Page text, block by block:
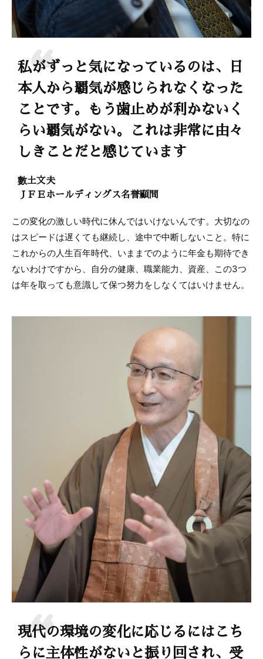
私がずっと気になっているのは、日
本人から覇気が感じられなくなった
ことです。もう歯止めが利かないく
らい覇気がない。これは非常に由々
しきことだと感じています
數土文夫
ＪＦＥホールディングス名誉顧問
この変化の激しい時代に休んではいけないんです。大切なの
はスピードは遅くても継続し、途中で中断しないこと。特に
これからの人生百年時代、いままでのように年金も期待でき
ないわけですから、自分の健康、職業能力、資産、この3つ
は年を取っても意識して保つ努力をしなくてはいけません。
現代の環境の変化に応じるにはこち
らに主体性がないと振り回され、受